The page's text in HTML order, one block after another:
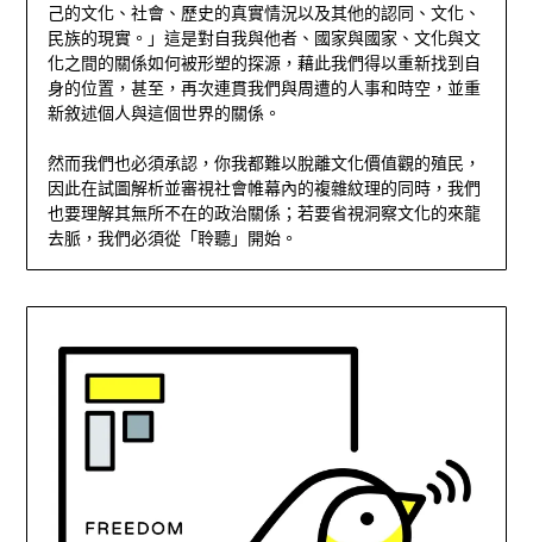
己的文化、社會、歷史的真實情況以及其他的認同、文化、
民族的現實。」這是對自我與他者、國家與國家、文化與文
化之間的關係如何被形塑的探源，藉此我們得以重新找到自
身的位置，甚至，再次連貫我們與周遭的人事和時空，並重
新敘述個人與這個世界的關係。
然而我們也必須承認，你我都難以脫離文化價值觀的殖民，
因此在試圖解析並審視社會帷幕內的複雜紋理的同時，我們
也要理解其無所不在的政治關係；若要省視洞察文化的來龍
去脈，我們必須從「聆聽」開始。